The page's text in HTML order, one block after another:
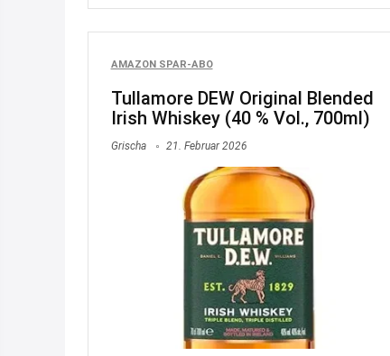
AMAZON SPAR-ABO
Tullamore DEW Original Blended
Irish Whiskey (40 % Vol., 700ml)
Grischa 21. Februar 2026